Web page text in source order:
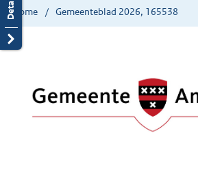
Home Gemeenteblad 2026, 165538